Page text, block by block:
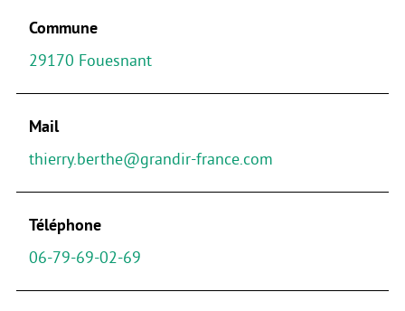
Commune
29170 Fouesnant
Mail
thierry.berthe@grandir-france.com
Téléphone
06-79-69-02-69